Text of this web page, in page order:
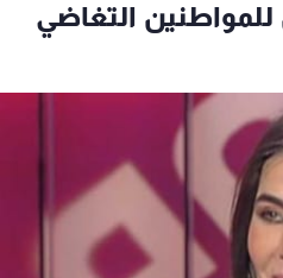
للمواطنين التغاضي
فن
رياضة